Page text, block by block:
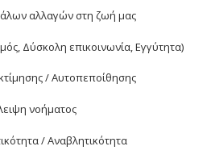
αλλαγών στη ζωή μας
Δύσκολη επικοινωνία, Εγγύτητα)
/ Αυτοπεποίθησης
νοήματος
/ Αναβλητικότητα